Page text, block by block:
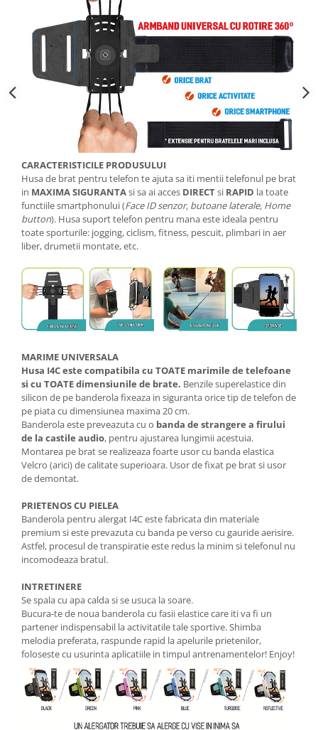
CARACTERISTICILE PRODUSULUI
Husa de brat pentru telefon te ajuta sa iti mentii telefonul pe brat
in MAXIMA SIGURANTAsi sa ai acces DIRECTsi RAPID la toate
functiile smartphonului (Face ID senzor, butoane laterale, Home
button). Husa suport telefon pentru mana este ideala pentru
toate sporturile: jogging, ciclism, fitness, pescuit, plimbari in aer
liber, drumetii montate, etc.
MARIME UNIVERSALA
Husa I4C este compatibila cu TOATE marimile de telefoane
si cu TOATE dimensiunile de brate. Benzile superelastice din
silicon de pe banderola fixeaza in siguranta orice tip de telefon de
pe piata cu dimensiunea maxima 20 cm.
Banderola este preveazuta cu o banda de strangere a firului
de la castile audio, pentru ajustarea lungimii acestuia.
Montarea pe brat se realizeaza foarte usor cu banda elastica
Velcro (arici) de calitate superioara. Usor de fixat pe brat si usor
de demontat.
PRIETENOS CU PIELEA
Banderola pentru alergat I4C este fabricata din materiale
premium si este prevazuta cu banda pe verso cu gauride aerisire.
Astfel, procesul de transpiratie este redus la minim si telefonul nu
incomodeaza bratul.
INTRETINERE
Se spala cu apa calda si se usuca la soare.
Bucura-te de noua banderola cu fasii elastice care iti va fi un
partener indispensabil la activitatile tale sportive. Shimba
melodia preferata, raspunde rapid la apelurile prietenilor,
foloseste cu usurinta aplicatiile in timpul antrenamentelor! Enjoy!